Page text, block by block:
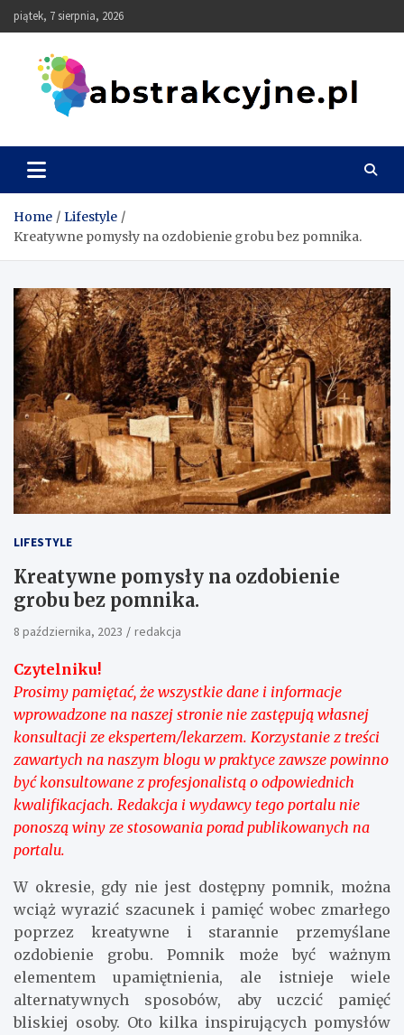
Skip
to
piątek, 7 sierpnia, 2026
Abstrakcyjne
Home
Lifestyle
Kreatywne pomysły na ozdobienie grobu bez pomnika.
LIFESTYLE
Kreatywne pomysły na ozdobienie
grobu bez pomnika.
8 października, 2023 redakcja
Czytelniku!
Prosimy pamiętać, że wszystkie dane i informacje
wprowadzone na naszej stronie nie zastępują własnej
konsultacji ze ekspertem/lekarzem. Korzystanie z treści
zawartych na naszym blogu w praktyce zawsze powinno
być konsultowane z profesjonalistą o odpowiednich
kwalifikacjach. Redakcja i wydawcy tego portalu nie
ponoszą winy ze stosowania porad publikowanych na
portalu.
W okresie, gdy nie jest dostępny pomnik, można
wciąż wyrazić szacunek i pamięć wobec zmarłego
poprzez kreatywne i starannie przemyślane
ozdobienie grobu. Pomnik może być ważnym
elementem upamiętnienia, ale istnieje wiele
alternatywnych sposobów, aby uczcić pamięć
bliskiej osoby. Oto kilka inspirujących pomysłów